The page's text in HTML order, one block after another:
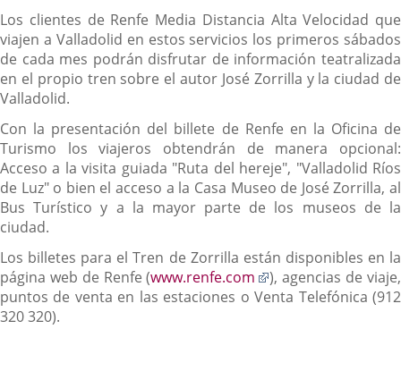
Los clientes de Renfe Media Distancia Alta Velocidad que
viajen a Valladolid en estos servicios los primeros sábados
de cada mes podrán disfrutar de información teatralizada
en el propio tren sobre el autor José Zorrilla y la ciudad de
Valladolid.
Con la presentación del billete de Renfe en la Oficina de
Turismo los viajeros obtendrán de manera opcional:
Acceso a la visita guiada "Ruta del hereje", "Valladolid Ríos
de Luz" o bien el acceso a la Casa Museo de José Zorrilla, al
Bus Turístico y a la mayor parte de los museos de la
ciudad.
Los billetes para el Tren de Zorrilla están disponibles en la
página web de Renfe (www.renfe.com
Enlace
a
), agencias de viaje,
puntos de venta en las estaciones o Venta Telefónica (912
320 320).